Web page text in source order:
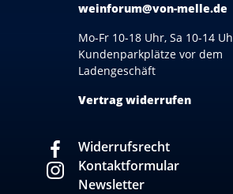
weinforum@von-melle.de
Mo-Fr 10-18 Uhr, Sa 10-14
Kundenparkplätze vor dem
Ladengeschäft
Vertrag widerrufen
Widerrufsrecht
Kontaktformular
Newsletter